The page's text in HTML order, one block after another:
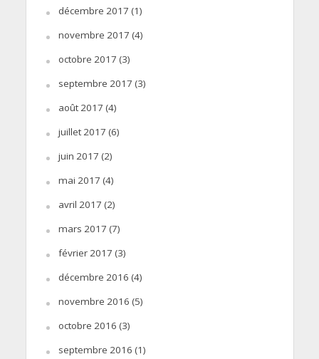
décembre 2017 (1)
novembre 2017 (4)
octobre 2017 (3)
septembre 2017 (3)
août 2017 (4)
juillet 2017 (6)
juin 2017 (2)
mai 2017 (4)
avril 2017 (2)
mars 2017 (7)
février 2017 (3)
décembre 2016 (4)
novembre 2016 (5)
octobre 2016 (3)
septembre 2016 (1)